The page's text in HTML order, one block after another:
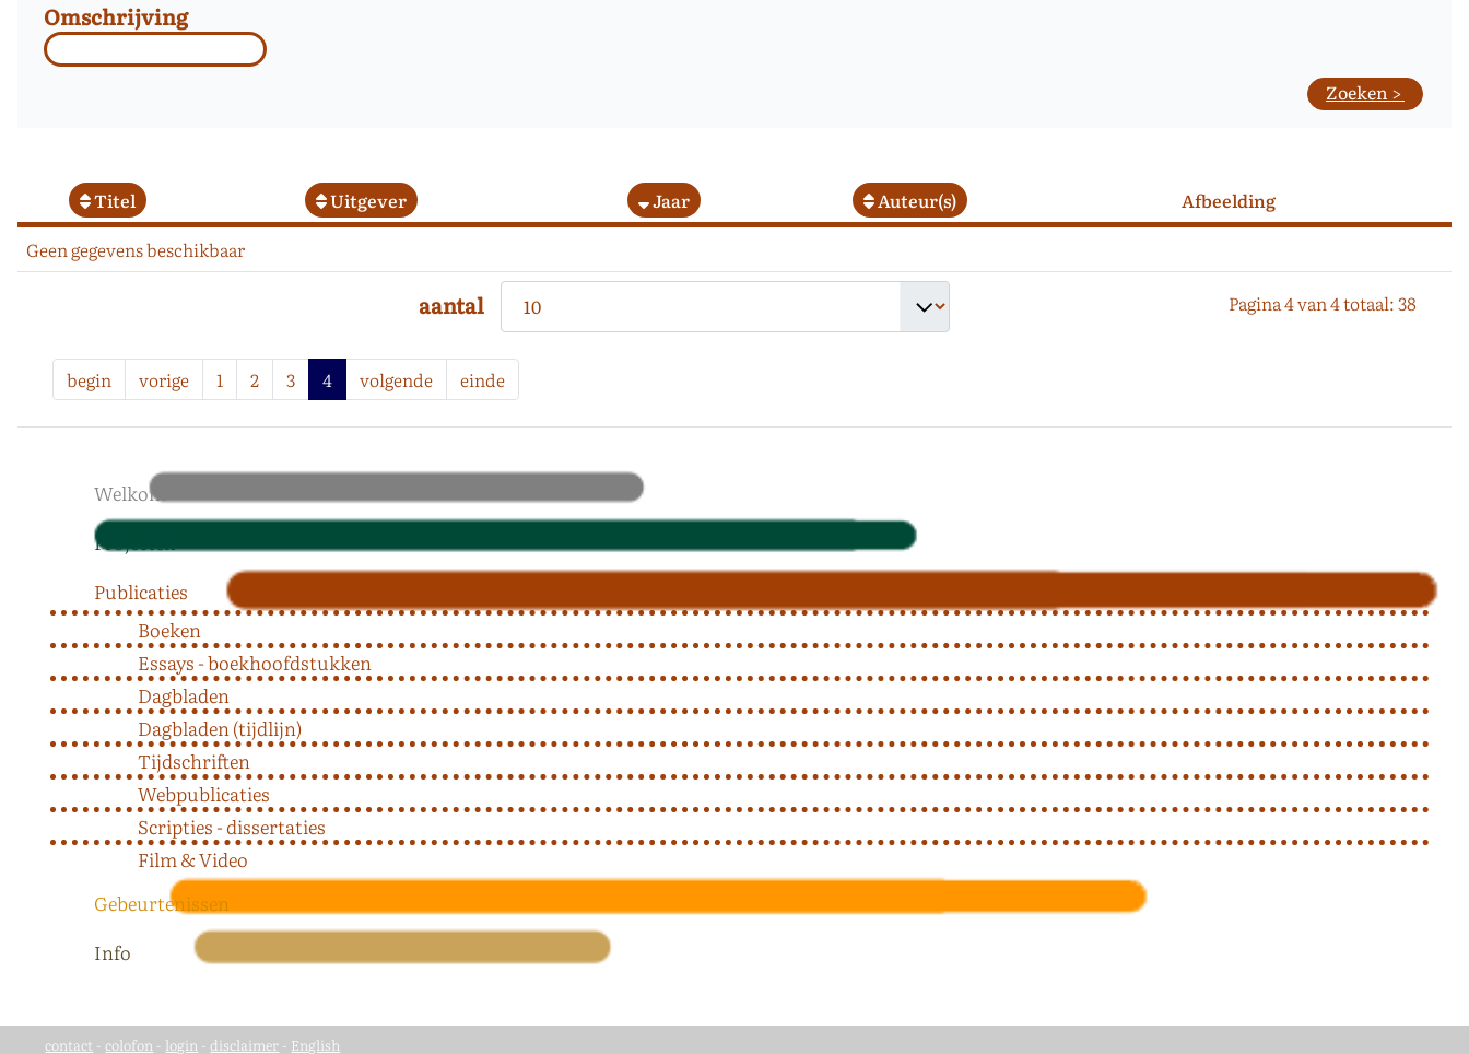
Welkom
Projecten
Publicaties
Boeken
Essays - boekhoofdstukken
Dagbladen
Dagbladen (tijdlijn)
Tijdschriften
Webpublicaties
Scripties - dissertaties
Film & Video
Gebeurtenissen
Info
Omschrijving
Titel Uitgever Jaar Auteur(s) Afbeelding
aantal Pagina 4 van 4 totaal: 38
begin vorige 1 2 3 4 volgende einde
Geen gegevens beschikbaar
contact - colofon - login - disclaimer - English